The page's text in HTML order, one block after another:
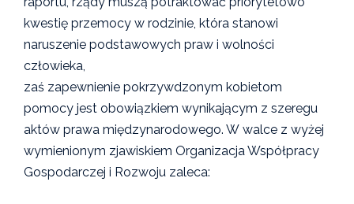
kwestię przemocy w rodzinie, która stanowi
naruszenie podstawowych praw i wolności
człowieka,
zaś zapewnienie pokrzywdzonym kobietom
pomocy jest obowiązkiem wynikającym z szeregu
aktów prawa międzynarodowego. W walce z wyżej
wymienionym zjawiskiem Organizacja Współpracy
Gospodarczej i Rozwoju zaleca: